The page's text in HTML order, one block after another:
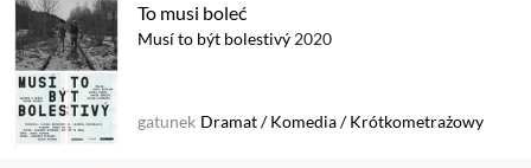
To musi boleć
Musí to být bolestivý 2020
gatunek Dramat/Komedia/Krótkometrażowy